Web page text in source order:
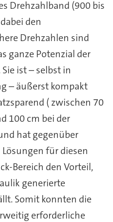
Drehzahlband (900 bis
den
Drehzahlen sind
ganze Potenzial der
ist – selbst in
– äußerst kompakt
( zwischen 70
100 cm bei der
hat gegenüber
für diesen
Bereich den Vorteil,
generierte
Somit konnten die
erforderliche